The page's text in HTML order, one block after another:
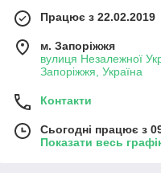
Працює з 22.02.2019
м. Запоріжжя
вулиця Незалежної
Запоріжжя, Україна
Контакти
Сьогодні працює з
Показати весь